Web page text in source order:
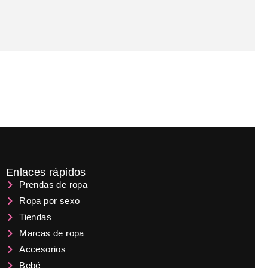
Enlaces rápidos
Prendas de ropa
Ropa por sexo
Tiendas
Marcas de ropa
Accesorios
Bebé